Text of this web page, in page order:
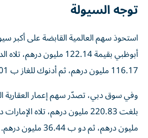
توجه السيولة
استحوذ سهم العالمية القابضة على أكبر
أبوظبي بقيمة 122.14 مليون
116.17 مليون درهم، ثم أدنوك للغاز ب 94.01 مليون درهم.
وفي سوق دبي، تصدّر سهم إعمار العقارية
مليون درهم، ثم دو ب 36.44 مليون درهم.